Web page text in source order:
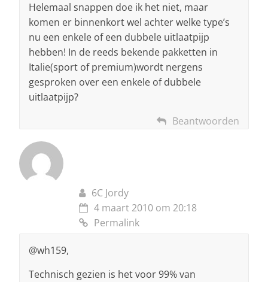
Helemaal snappen doe ik het niet, maar
komen er binnenkort wel achter welke type’s
nu een enkele of een dubbele uitlaatpijp
hebben! In de reeds bekende pakketten in
Italie(sport of premium)wordt nergens
gesproken over een enkele of dubbele
uitlaatpijp?
Beantwoorden
6C Jordy
4 maart 2010 om 20:18
Permalink
@wh159,
Technisch gezien is het voor 99% van